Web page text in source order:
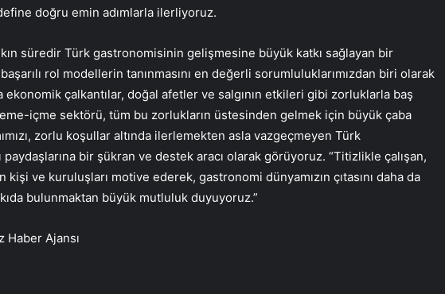
doğru emin adımlarla ilerliyoruz.
süredir Türk gastronomisinin gelişmesine büyük katkı sağlayan bir
rol modellerin tanınmasını en değerli sorumluluklarımızdan biri olarak
ekonomik çalkantılar, doğal afetler ve salgının etkileri gibi zorluklarla baş
içme sektörü, tüm bu zorlukların üstesinden gelmek için büyük çaba
zorlu koşullar altında ilerlemekten asla vazgeçmeyen Türk
bir şükran ve destek aracı olarak görüyoruz. “Titizlikle çalışan,
kişi ve kuruluşları motive ederek, gastronomi dünyamızın çıtasını daha da
bulunmaktan büyük mutluluk duyuyoruz.”
Haber Ajansı